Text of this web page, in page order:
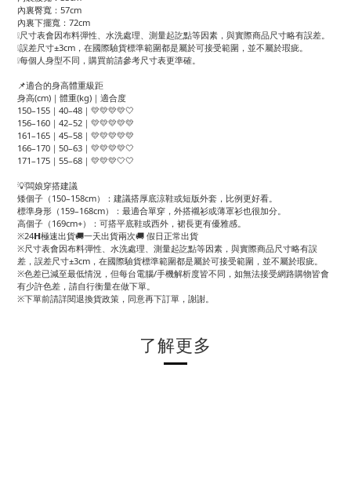
內裏臀寬：57cm
內裏下擺寬：72cm
❕尺寸表會因布料彈性、水洗處理、測量起訖點等因素，與實際商品尺寸略有誤差。
❕誤差尺寸±3cm，在國際驗貨標準範圍都是屬於可接受範圍，並不屬於瑕疵。
❕每個人身型不同，購買前請參考尺寸表更準確。
📌適合的身高體重級距
身高(cm)｜體重(kg)｜適合度
150–155｜40–48｜💛💛💛💛🤍
156–160｜42–52｜💛💛💛💛💛
161–165｜45–58｜💛💛💛💛💛
166–170｜50–63｜💛💛💛💛🤍
171–175｜55–68｜💛💛💛🤍🤍
💡闆娘穿搭建議
矮個子（150–158cm）：建議搭厚底涼鞋或短版外套，比例更好看。
標準身形（159–168cm）：最適合單穿，外搭襯衫或薄罩衫也很加分。
高個子（169cm+）：可搭平底鞋或西外，裙長更有優雅感。
※24𝗛極速出貨🚚一天出貨兩次🚚 假日正常出貨
※尺寸表會因布料彈性、水洗處理、測量起訖點等因素，與實際商品尺寸略有誤
差，誤差尺寸±3cm，在國際驗貨標準範圍都是屬於可接受範圍，並不屬於瑕疵。
※色差已減至最低情況，但每台電腦/手機解析度皆不同，如無法接受網路購物皆會
有少許色差，請自行衡量在做下單。
※下單前請詳閱退換貨政策，同意再下訂單，謝謝。
了解更多